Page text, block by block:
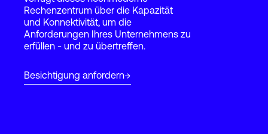
Login
Rechenzentrum über die Kapazität
und Konnektivität, um die
Anforderungen Ihres Unternehmens zu
erfüllen - und zu übertreffen.
Besichtigung anfordern